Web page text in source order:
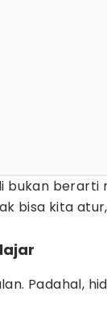
bukan berarti
bisa kita
Padahal,